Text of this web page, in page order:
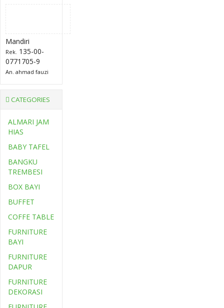
Mandiri
Rek. 135-00-
0771705-9
An. ahmad fauzi
CATEGORIES
ALMARI JAM
HIAS
BABY TAFEL
BANGKU
TREMBESI
BOX BAYI
BUFFET
COFFE TABLE
FURNITURE
BAYI
FURNITURE
DAPUR
FURNITURE
DEKORASI